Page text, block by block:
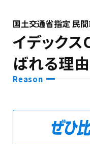
国土交通省指定 民
イデックス
ばれる理由
Reason